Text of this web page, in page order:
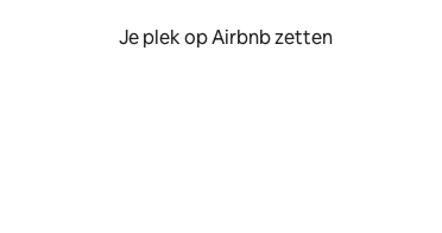
Je plek op Airbnb zetten